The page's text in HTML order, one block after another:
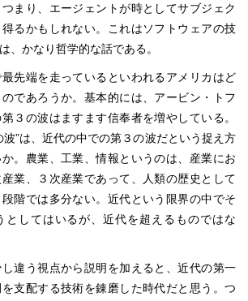
まり、エージェントが時としてサブジェク
得るかもしれない。これはソフトウェアの技
、かなり哲学的な話である。
先端を走っているといわれるアメリカはど
であろうか。基本的には、アービン・トフ
３の波はますます信奉者を増やしている。
波”は、近代の中での第３の波だという捉え方
。農業、工業、情報というのは、産業にお
業、３次産業であって、人類の歴史として
階では多分ない。近代という限界の中でそ
としてはいるが、近代を超えるものではな
違う視点から説明を加えると、近代の第一
支配する技術を錬磨した時代だと思う。つ